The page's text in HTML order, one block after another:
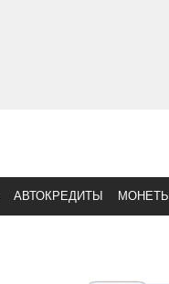
АВТОКРЕДИТЫ МОНЕТЫ